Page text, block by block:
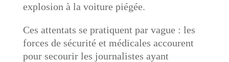
explosion à la voiture piégée.
Ces attentats se pratiquent par vague : les
forces de sécurité et médicales accourent
pour secourir les journalistes ayant